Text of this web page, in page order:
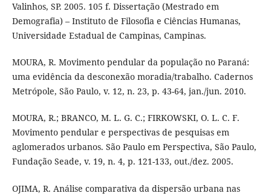
Valinhos, SP. 2005. 105 f. Dissertação (Mestrado em
Demografia) – Instituto de Filosofia e Ciências Humanas,
Universidade Estadual de Campinas, Campinas.
MOURA, R. Movimento pendular da população no Paraná:
uma evidência da desconexão moradia/trabalho. Cadernos
Metrópole, São Paulo, v. 12, n. 23, p. 43-64, jan./jun. 2010.
MOURA, R.; BRANCO, M. L. G. C.; FIRKOWSKI, O. L. C. F.
Movimento pendular e perspectivas de pesquisas em
aglomerados urbanos. São Paulo em Perspectiva, São Paulo,
Fundação Seade, v. 19, n. 4, p. 121-133, out./dez. 2005.
OJIMA, R. Análise comparativa da dispersão urbana nas